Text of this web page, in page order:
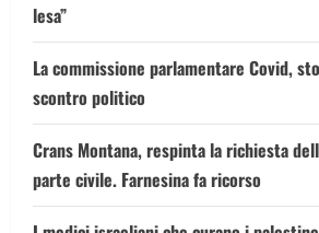
lesa”
La commissione parlamentare Covid,
scontro politico
Crans Montana, respinta la richiesta
parte civile. Farnesina fa ricorso